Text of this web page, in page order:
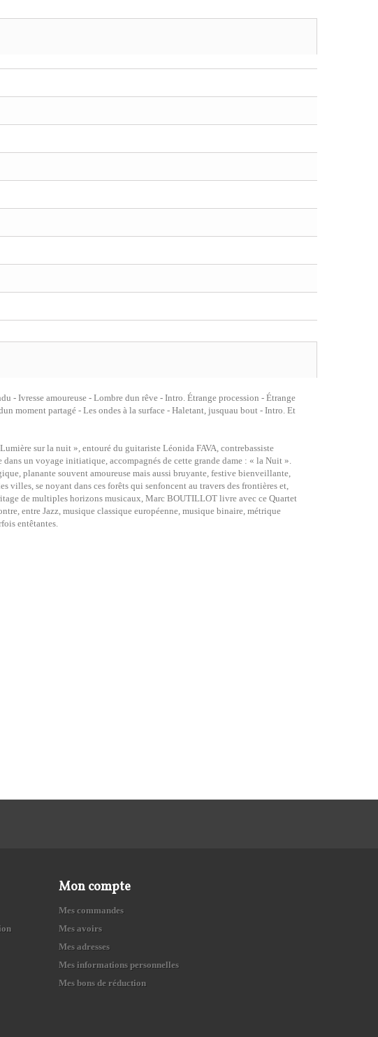
Ivresse amoureuse - Lombre dun rêve - Intro. Étrange procession - Étrange
moment partagé - Les ondes à la surface - Haletant, jusquau bout - Intro. Et
sur la nuit », entouré du guitariste Léonida FAVA, contrebassiste
un voyage initiatique, accompagnés de cette grande dame : « la Nuit ».
planante souvent amoureuse mais aussi bruyante, festive bienveillante,
villes, se noyant dans ces forêts qui senfoncent au travers des frontières et,
de multiples horizons musicaux, Marc BOUTILLOT livre avec ce Quartet
entre Jazz, musique classique européenne, musique binaire, métrique
entêtantes.
Mon compte
Mes commandes
Mes avoirs
Mes adresses
Mes informations personnelles
Mes bons de réduction